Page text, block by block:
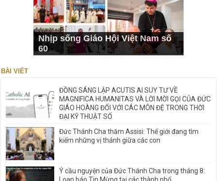
Nhịp sống Giáo Hội Việt Nam số
60
BÀI VIẾT
ĐỒNG SÁNG LẬP ACUTIS AI SUY TƯ VỀ
MAGNIFICA HUMANITAS VÀ LỜI MỜI GỌI CỦA ĐỨC
GIÁO HOÀNG ĐỐI VỚI CÁC MÔN ĐỆ TRONG THỜI
ĐẠI KỸ THUẬT SỐ
Đức Thánh Cha thăm Assisi: Thế giới đang tìm
kiếm những vị thánh giữa các con
Ý cầu nguyện của Đức Thánh Cha trong tháng 8: